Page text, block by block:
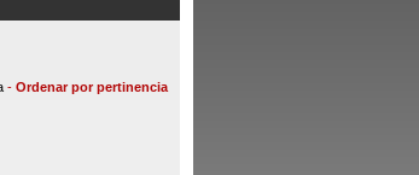
- Ordenar por pertinencia